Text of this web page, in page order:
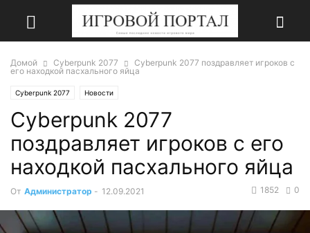
Домой Cyberpunk 2077
Cyberpunk 2077 поздравляет игроков с
его находкой пасхального яйца
Cyberpunk 2077 Новости
Cyberpunk 2077
поздравляет игроков с его
находкой пасхального яйца
От Администратор - 12.09.2021 0
1852